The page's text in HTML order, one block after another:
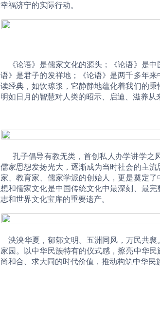
幸福济宁的实际行动。
语》是君子的发祥地；《论语》是两千多年
读经典，如饮琼浆，它静静地蕴化着我们的
明如日月的智慧对人类的昭示、启迪、滋养
儒家思想发扬光大，逐渐成为当时社会的主
家、教育家、儒家学派的创始人，更是奠定
想和儒家文化是中国传统文化中最深刻、最
志和世界文化宝库的重要遗产。
    泱泱华夏，郁郁文明。五洲同风，万民共襄。让我们以诚敬之心，礼祭万世先师，传承圣贤之道，守护中华文脉，共筑精神
家园。以中华民族特有的仪式感，擦亮中华
尚和合、求大同的时代价值，推动构筑中华民